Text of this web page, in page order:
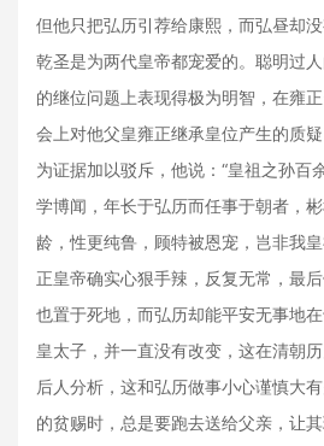
但他只把弘历引荐给康熙，而弘昼却
乾圣是为两代皇帝都宠爱的。聪明过
的继位问题上表现得极为明智，在雍
会上对他父皇雍正继承皇位产生的质
为证据加以驳斥，他说：“皇祖之孙百
学博闻，年长于弘历而任事于朝者，
龄，性更纯鲁，顾特被恩宠，岂非我
正皇帝确实心狠手辣，反复无常，最
也置于死地，而弘历却能平安无事地
皇太子，并一直没有改变，这在清朝历
后人分析，这和弘历做事小心谨慎大
的贫赐时，总是要跑去送给父亲，让